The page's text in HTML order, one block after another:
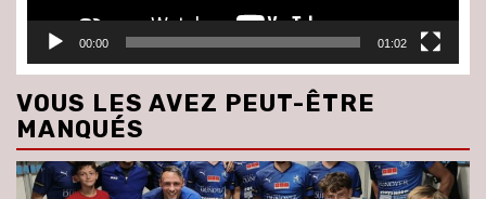
00:00 01:02
VOUS LES AVEZ PEUT-ÊTRE
MANQUÉS